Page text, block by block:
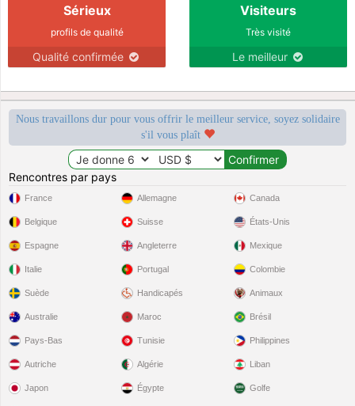
Sérieux
profils de qualité
Qualité confirmée
Visiteurs
Très visité
Le meilleur
Nous travaillons dur pour vous offrir le meilleur service, soyez solidaire
s'il vous plaît
Rencontres par pays
France
Belgique
Espagne
Italie
Suède
Allemagne
Suisse
Angleterre
Portugal
Handicapés
Canada
États-Unis
Mexique
Colombie
Animaux
Australie
Pays-Bas
Autriche
Japon
Maroc
Tunisie
Algérie
Égypte
Brésil
Philippines
Liban
Golfe